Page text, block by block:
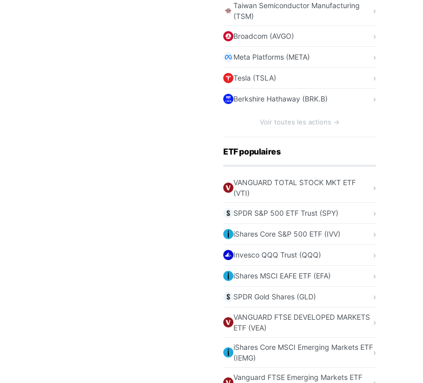
Taiwan Semiconductor Manufacturing
(TSM)
Broadcom (AVGO)
Meta Platforms (META)
Tesla (TSLA)
Berkshire Hathaway (BRK.B)
Voir toutes les actions →
ETF populaires
VANGUARD TOTAL STOCK MKT ETF
(VTI)
SPDR S&P 500 ETF Trust (SPY)
iShares Core S&P 500 ETF (IVV)
Invesco QQQ Trust (QQQ)
iShares MSCI EAFE ETF (EFA)
SPDR Gold Shares (GLD)
VANGUARD FTSE DEVELOPED MARKETS
ETF (VEA)
iShares Core MSCI Emerging Markets ETF
(IEMG)
Vanguard FTSE Emerging Markets ETF